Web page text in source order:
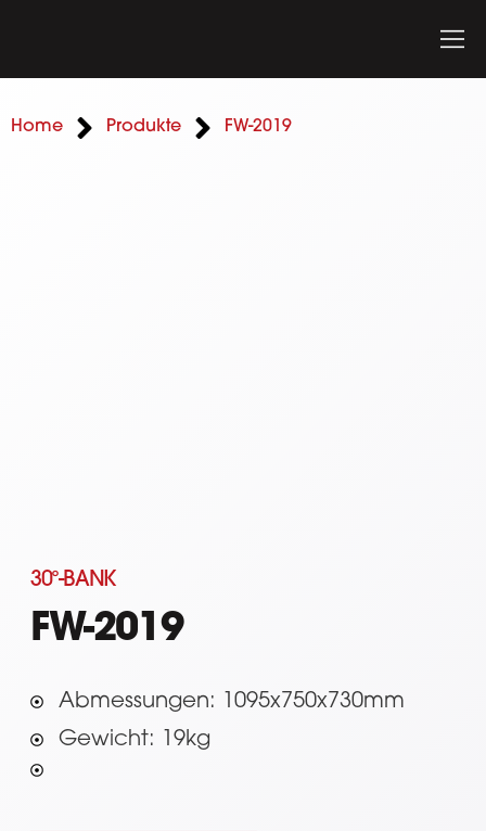
Home Produkte FW-2019
30°-BANK
FW-2019
Abmessungen: 1095x750x730mm
Gewicht: 19kg